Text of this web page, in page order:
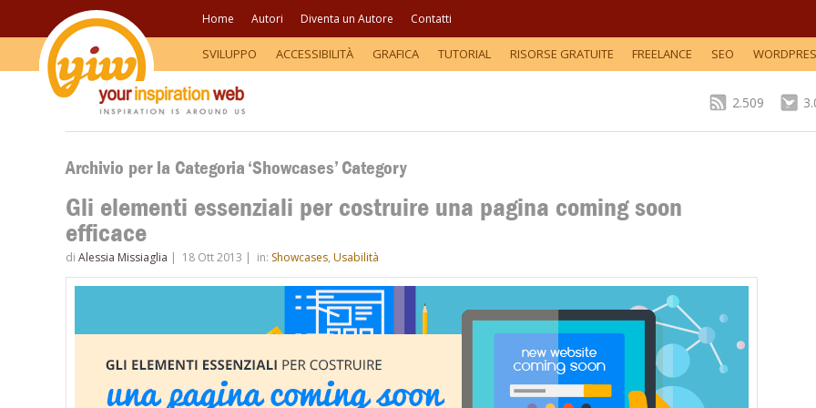
Home Autori Diventa un Autore Contatti
SVILUPPO ACCESSIBILITÀ GRAFICA TUTORIAL RISORSE GRATUITE FREELANCE SEO
2.509
Archivio per la Categoria ‘Showcases’ Category
Gli elementi essenziali per costruire una pagina coming soon
efficace
di Alessia Missiaglia | 18 Ott 2013 | in: Showcases, Usabilità